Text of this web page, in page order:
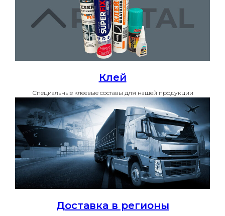
Клей
Специальные клеевые составы для нашей продукции
Доставка в регионы